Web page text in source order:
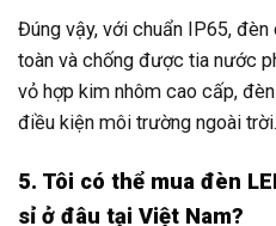
Đúng vậy, với chuẩn IP65,
toàn và chống được tia nước
vỏ hợp kim nhôm cao cấp,
điều kiện môi trường ngoài trời.
5. Tôi có thể mua đèn
sỉ ở đâu tại Việt Nam?